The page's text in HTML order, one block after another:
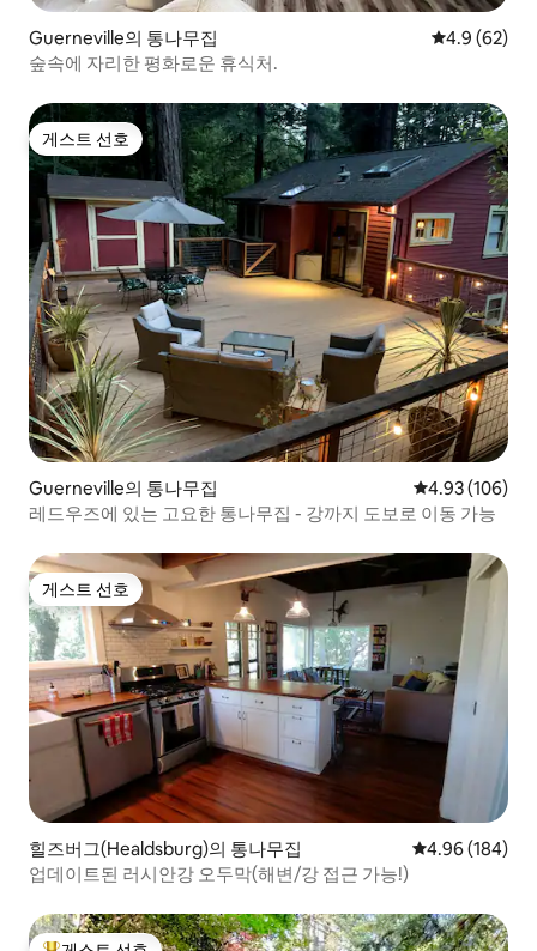
Guerneville의 통나무집 평점 4.9점(5
4.9 (62)
숲속에 자리한 평화로운 휴식처.
게스트 선호
게스트 선호
Guerneville의 통나무집 평점 4.93점(5
4.93 (106)
레드우즈에 있는 고요한 통나무집 - 강까지 도보로 이동 가능
게스트 선호
게스트 선호
힐즈버그(Healdsburg)의 통나무집 평점 4.96점(5
4.96 (184)
업데이트된 러시안강 오두막(해변/강 접근 가능!)